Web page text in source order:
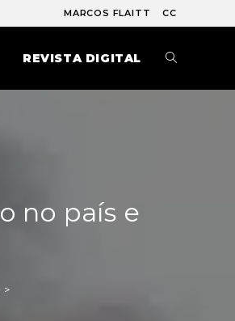
MARCOS FLAITT CC
REVISTA DIGITAL
no país e
>